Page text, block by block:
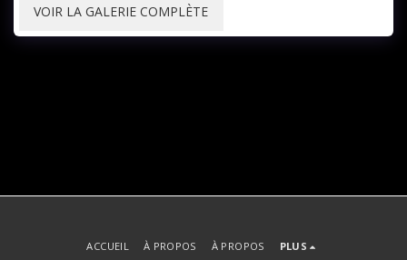
VOIR LA GALERIE COMPLÈTE
ACCUEIL À PROPOS À PROPOS PLUS